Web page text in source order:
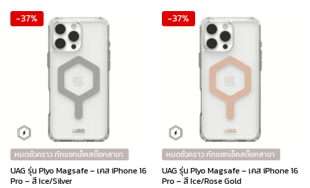
1,890 ฿.1,190 ฿.
1,890 ฿.1,190 ฿.
-37%
หมดชั่วคราว ทักแชทเช็คสต๊อกสาขา
UAG รุ่น Plyo Magsafe – เคส iPhone 16
Pro – สี Ice/Silver
-37%
หมดชั่วคราว ทักแชทเช็คสต๊อกสาขา
UAG รุ่น Plyo Magsafe – เคส iPhone 16
Pro – สี Ice/Rose Gold